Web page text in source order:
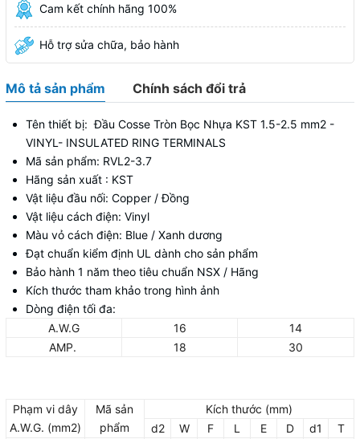
Cam kết chính hãng 100%
Hỗ trợ sửa chữa, bảo hành
Mô tả sản phẩm Chính sách đổi trả
Tên thiết bị: Đầu Cosse Tròn Bọc Nhựa KST 1.5-2.5 mm2 -
VINYL- INSULATED RING TERMINALS
Mã sản phẩm: RVL2-3.7
Hãng sản xuất : KST
Vật liệu đầu nối: Copper / Đồng
Vật liệu cách điện: Vinyl
Màu vỏ cách điện: Blue / Xanh dương
Đạt chuẩn kiểm định UL dành cho sản phẩm
Bảo hành 1 năm theo tiêu chuẩn NSX / Hãng
Kích thước tham khảo trong hình ảnh
Dòng điện tối đa:
A.W.G
16
14
AMP.
18 30
Phạm vi dây
A.W.G. (mm2)
Mã sản
phẩm
Kích thước (mm)
d2
W F L E D d1
T